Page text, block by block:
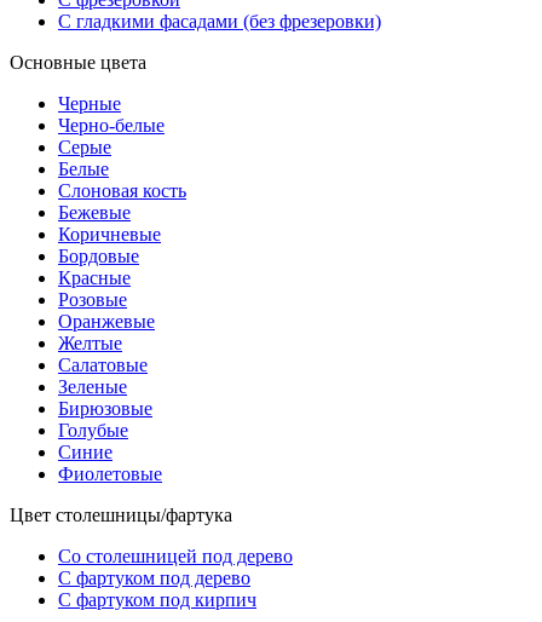
С гладкими фасадами (без фрезеровки)
Основные цвета
Черные
Черно-белые
Серые
Белые
Слоновая кость
Бежевые
Коричневые
Бордовые
Красные
Розовые
Оранжевые
Желтые
Салатовые
Зеленые
Бирюзовые
Голубые
Синие
Фиолетовые
Цвет столешницы/фартука
Со столешницей под дерево
С фартуком под дерево
С фартуком под кирпич